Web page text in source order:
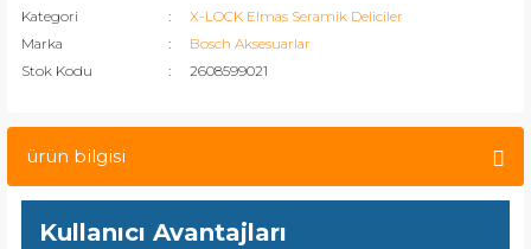
Kategori
X-LOCK Elmas Seramik Deliciler
Marka
Bosch Aksesuarlar
Stok Kodu
2608599021
ürün bilgisi
Kullanıcı Avantajları